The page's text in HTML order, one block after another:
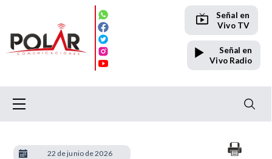
Señal en
Vivo TV
Señal en
Vivo Radio
22 de junio de 2026